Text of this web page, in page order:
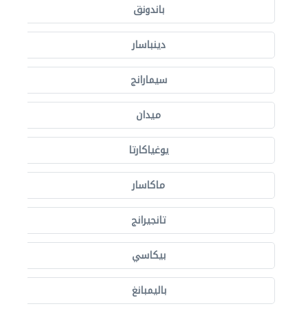
باندونق
دينباسار
سيمارانج
ميدان
يوغياكارتا
ماكاسار
تانجيرانج
بيكاسي
باليمبانغ